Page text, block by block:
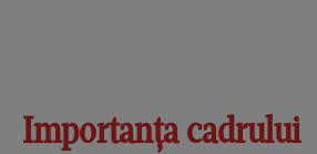
Importanța cadrului